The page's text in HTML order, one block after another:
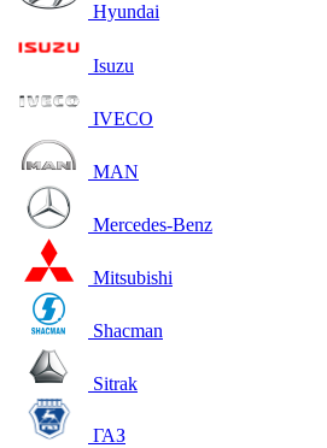
Hyundai
Isuzu
IVECO
MAN
Mercedes-Benz
Mitsubishi
Shacman
Sitrak
ГАЗ